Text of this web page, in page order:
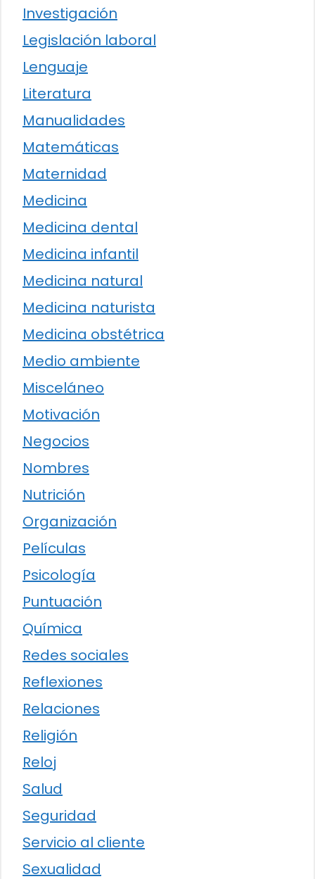
Investigación
Legislación laboral
Lenguaje
Literatura
Manualidades
Matemáticas
Maternidad
Medicina
Medicina dental
Medicina infantil
Medicina natural
Medicina naturista
Medicina obstétrica
Medio ambiente
Misceláneo
Motivación
Negocios
Nombres
Nutrición
Organización
Películas
Psicología
Puntuación
Química
Redes sociales
Reflexiones
Relaciones
Religión
Reloj
Salud
Seguridad
Servicio al cliente
Sexualidad